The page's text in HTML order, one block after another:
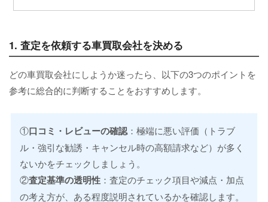
1. 査定を依頼する車買取会社を決める
どの車買取会社にしようか迷ったら、以下の3つのポイントを
参考に総合的に判断することをおすすめします。
①口コミ・レビューの確認：極端に悪い評価（トラブ
ル・強引な勧誘・キャンセル時の高額請求など）が多く
ないかをチェックしましょう。
②査定基準の透明性：査定のチェック項目や減点・加点
の考え方が、ある程度説明されているかを確認します。